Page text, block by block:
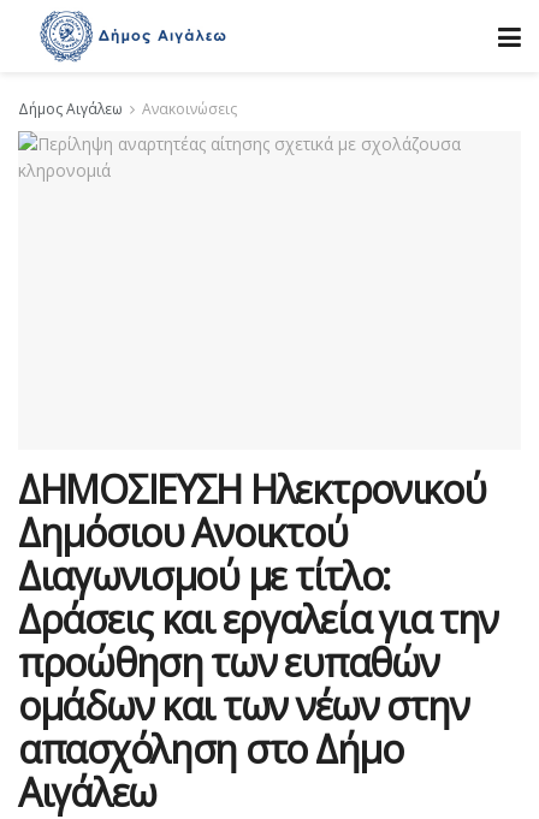
Δήμος Αιγάλεω Ανακοινώσεις
ΔΗΜΟΣΙΕΥΣΗ Ηλεκτρονικού
Δημόσιου Ανοικτού
Διαγωνισμού με τίτλο:
Δράσεις και εργαλεία για την
προώθηση των ευπαθών
ομάδων και των νέων στην
απασχόληση στο Δήμο
Αιγάλεω